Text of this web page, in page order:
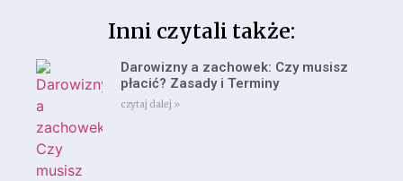
Inni czytali także:
Darowizny a zachowek: Czy musisz
płacić? Zasady i Terminy
czytaj dalej »